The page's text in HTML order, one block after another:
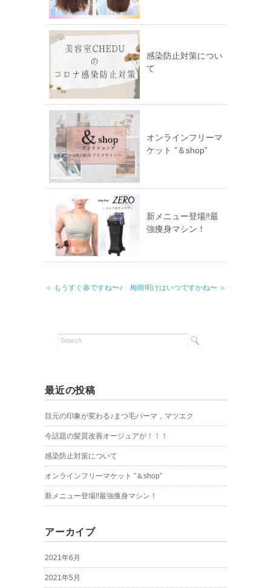
感染防止対策につい
て
オンラインフリーマ
ケット ”＆shop”
新メニュー登場‼︎最
強痩身マシン！
＜ もうすぐ春ですね〜♪ 梅雨明けはいつですかね〜 ＞
最近の投稿
目元の印象が変わる♪まつ毛パーマ，マツエク
今話題の髪質改善オージュアが！！！
感染防止対策について
オンラインフリーマケット ”＆shop”
新メニュー登場‼︎最強痩身マシン！
アーカイブ
2021年6月
2021年5月